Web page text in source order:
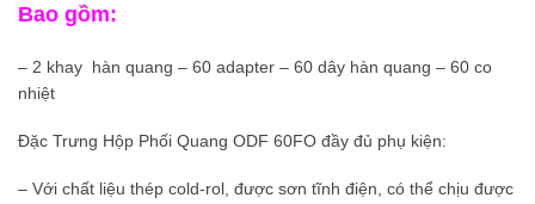
Bao gồm:
– 2 khay hàn quang – 60 adapter – 60 dây hàn quang – 60 co
nhiệt
Đặc Trưng Hộp Phối Quang ODF 60FO đầy đủ phụ kiện:
– Với chất liệu thép cold-rol, được sơn tĩnh điện, có thể chịu được